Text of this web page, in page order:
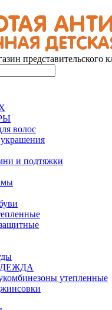
представительского
волос
и подтяжки
утепленные